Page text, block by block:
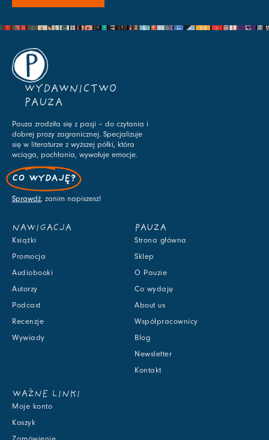
WYDAWNICTWO
PAUZA
Pauza zrodziła się z pasji – do czytania i
dobrej prozy zagranicznej. Specjalizuje
się w literaturze z wyższej półki, która
wciąga, pochłania, wywołuje emocje.
CO WYDAJĘ?
Sprawdź, zanim napiszesz!
NAWIGACJA
Książki
Promocja
Audiobooki
Autorzy
Podcast
Recenzje
Wywiady
PAUZA
Strona główna
Sklep
O Pauzie
Co wydaję
About us
Współpracownicy
Blog
Newsletter
Kontakt
WAŻNE LINKI
Moje konto
Koszyk